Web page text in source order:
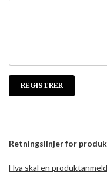
Retningslinjer for
Hva skal en